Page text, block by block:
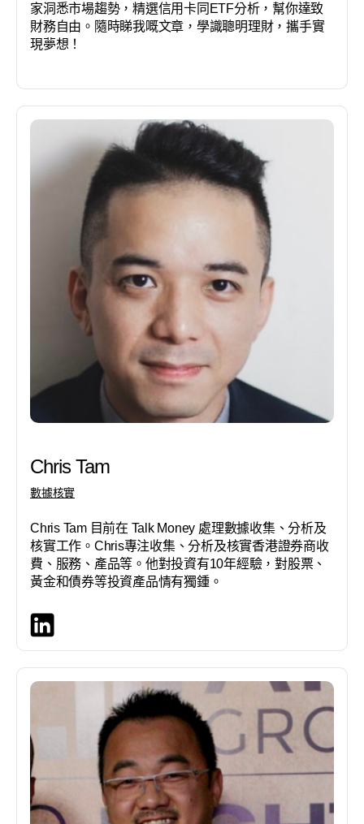
家洞悉市場趨勢，精選信用卡同ETF分析，幫你達致
財務自由。隨時睇我嘅文章，學識聰明理財，攜手實
現夢想！
Chris Tam
數據核實
Chris Tam 目前在 Talk Money 處理數據收集、分析及
核實工作。Chris專注收集、分析及核實香港證券商收
費、服務、產品等。他對投資有10年經驗，對股票、
黃金和債券等投資產品情有獨鍾。